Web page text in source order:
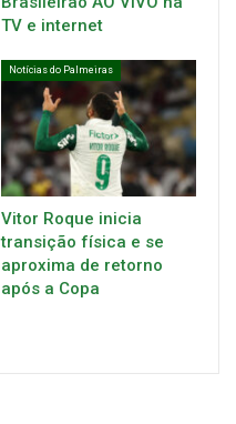
TV e internet
Notícias do Palmeiras
Vitor Roque inicia
transição física e se
aproxima de retorno
após a Copa